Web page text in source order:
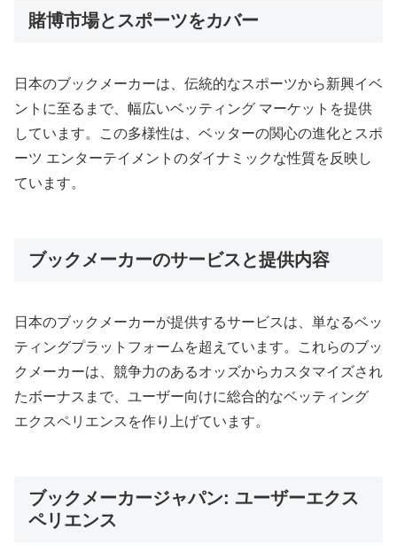
賭博市場とスポーツをカバー
日本のブックメーカーは、伝統的なスポーツから新興イベ
ントに至るまで、幅広いベッティング マーケットを提供
しています。この多様性は、ベッターの関心の進化とスポ
ーツ エンターテイメントのダイナミックな性質を反映し
ています。
ブックメーカーのサービスと提供内容
日本のブックメーカーが提供するサービスは、単なるベッ
ティングプラットフォームを超えています。これらのブッ
クメーカーは、競争力のあるオッズからカスタマイズされ
たボーナスまで、ユーザー向けに総合的なベッティング
エクスペリエンスを作り上げています。
ブックメーカージャパン: ユーザーエクス
ペリエンス